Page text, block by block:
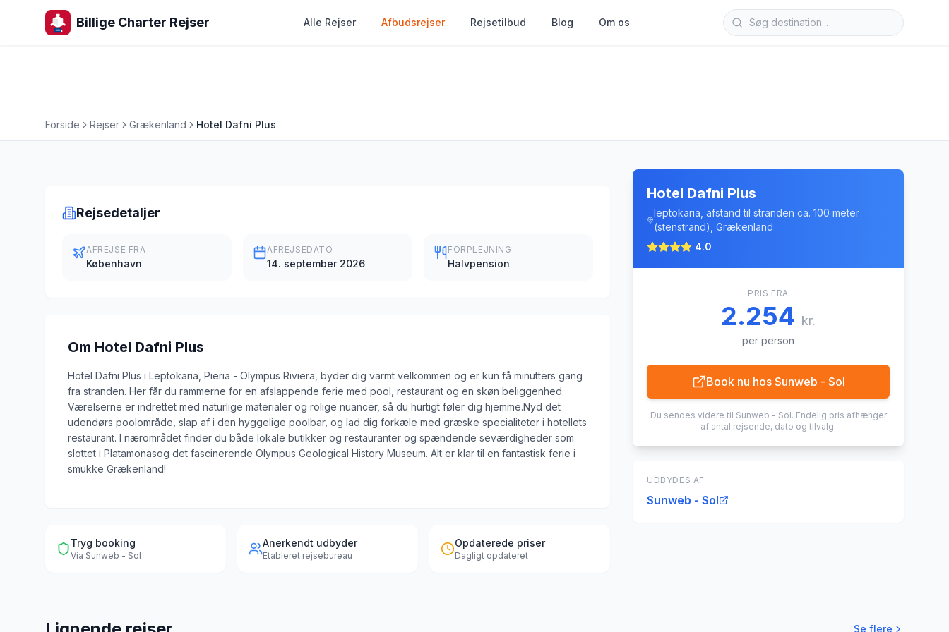
Billige Charter Rejser Alle Rejser Afbudsrejser Rejsetilbud Blog Om os
Forside Rejser Grækenland Hotel Dafni Plus
Rejsedetaljer
AFREJSE FRA
København
AFREJSEDATO
14. september 2026
FORPLEJNING
Halvpension
Om Hotel Dafni Plus
Hotel Dafni Plus i Leptokaria, Pieria - Olympus Riviera, byder dig varmt velkommen og er kun få minutters gang
fra stranden. Her får du rammerne for en afslappende ferie med pool, restaurant og en skøn beliggenhed.
Værelserne er indrettet med naturlige materialer og rolige nuancer, så du hurtigt føler dig hjemme.Nyd det
udendørs poolområde, slap af i den hyggelige poolbar, og lad dig forkæle med græske specialiteter i hotellets
restaurant. I nærområdet finder du både lokale butikker og restauranter og spændende seværdigheder som
slottet i Platamonasog det fascinerende Olympus Geological History Museum. Alt er klar til en fantastisk ferie i
smukke Grækenland!
Tryg booking
Via Sunweb - Sol
Anerkendt udbyder
Etableret rejsebureau
Opdaterede priser
Dagligt opdateret
Hotel Dafni Plus
leptokaria, afstand til stranden ca. 100 meter
(stenstrand), Grækenland
4.0
PRIS FRA
2.254 kr.
per person
Book nu hos Sunweb - Sol
Du sendes videre til Sunweb - Sol. Endelig pris afhænger
af antal rejsende, dato og tilvalg.
UDBYDES AF
Sunweb - Sol
Se flere